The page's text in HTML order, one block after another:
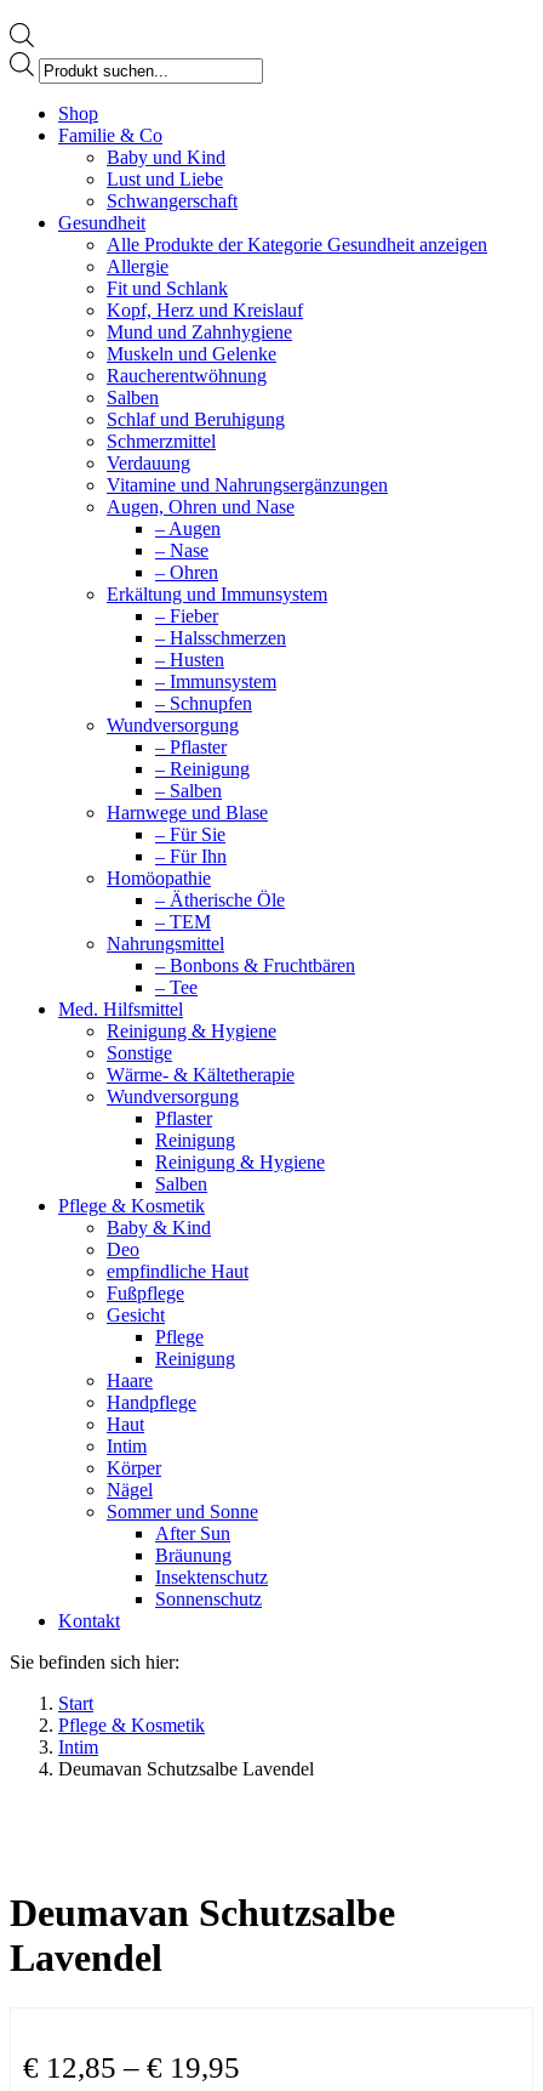
Products
search
page
opens
Shop
Familie & Co
Baby und Kind
Lust und Liebe
Schwangerschaft
Gesundheit
Alle Produkte der Kategorie Gesundheit anzeigen
Allergie
Fit und Schlank
Kopf, Herz und Kreislauf
Mund und Zahnhygiene
Muskeln und Gelenke
Raucherentwöhnung
Salben
Schlaf und Beruhigung
Schmerzmittel
Verdauung
Vitamine und Nahrungsergänzungen
Augen, Ohren und Nase
– Augen
– Nase
– Ohren
Erkältung und Immunsystem
– Fieber
– Halsschmerzen
– Husten
– Immunsystem
– Schnupfen
Wundversorgung
– Pflaster
– Reinigung
– Salben
Harnwege und Blase
– Für Sie
– Für Ihn
Homöopathie
– Ätherische Öle
– TEM
Nahrungsmittel
– Bonbons & Fruchtbären
– Tee
Med. Hilfsmittel
Reinigung & Hygiene
Sonstige
Wärme- & Kältetherapie
Wundversorgung
Pflaster
Reinigung
Reinigung & Hygiene
Salben
Pflege & Kosmetik
Baby & Kind
Deo
empfindliche Haut
Fußpflege
Gesicht
Pflege
Reinigung
Haare
Handpflege
Haut
Intim
Körper
Nägel
Sommer und Sonne
After Sun
Bräunung
Insektenschutz
Sonnenschutz
Kontakt
Sie befinden sich hier:
Start
Pflege & Kosmetik
Intim
Deumavan Schutzsalbe Lavendel
Deumavan Schutzsalbe
Lavendel
€ 12,85 – € 19,95